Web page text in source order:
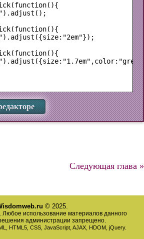
Следующая глава »
© 2025.
использование материалов данного
администрации запрещено.
HTML5, CSS, JavaScript, AJAX, HDOM, jQuery.